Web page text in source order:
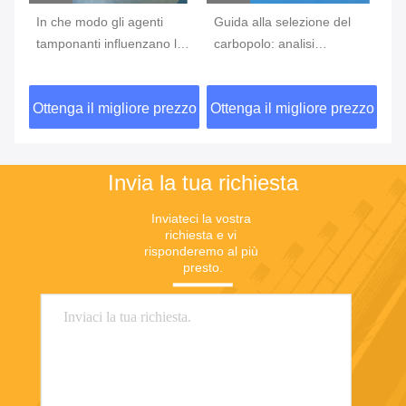
In che modo gli agenti
tamponanti influenzano le
all'antigene?
Ottenga il migliore prezzo
Guida alla selezione del
carbopolo: analisi
caratteristiche dei diversi
modelli e degli scenari di
applicazione
Ottenga il migliore prezzo
Invia la tua richiesta
Inviateci la vostra
richiesta e vi
risponderemo al più
presto.